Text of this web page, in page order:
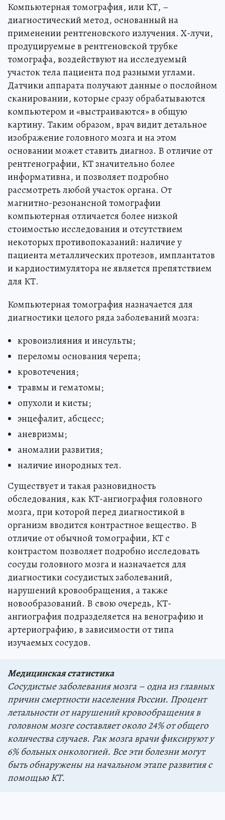
Компьютерная томография, или КТ, –
диагностический метод, основанный на
применении рентгеновского излучения. Х-лучи,
продуцируемые в рентгеновской трубке
томографа, воздействуют на исследуемый
участок тела пациента под разными углами.
Датчики аппарата получают данные о послойном
сканировании, которые сразу обрабатываются
компьютером и «выстраиваются» в общую
картину. Таким образом, врач видит детальное
изображение головного мозга и на этом
основании может ставить диагноз. В отличие от
рентгенографии, КТ значительно более
информативна, и позволяет подробно
рассмотреть любой участок органа. От
магнитно-резонансной томографии
компьютерная отличается более низкой
стоимостью исследования и отсутствием
некоторых противопоказаний: наличие у
пациента металлических протезов, имплантатов
и кардиостимулятора не является препятствием
для КТ.
Компьютерная томография назначается для
диагностики целого ряда заболеваний мозга:
кровоизлияния и инсульты;
переломы основания черепа;
кровотечения;
травмы и гематомы;
опухоли и кисты;
энцефалит, абсцесс;
аневризмы;
аномалии развития;
наличие инородных тел.
Существует и такая разновидность
обследования, как КТ-ангиография головного
мозга, при которой перед диагностикой в
организм вводится контрастное вещество. В
отличие от обычной томографии, КТ с
контрастом позволяет подробно исследовать
сосуды головного мозга и назначается для
диагностики сосудистых заболеваний,
нарушений кровообращения, а также
новообразований. В свою очередь, КТ-
ангиография подразделяется на венографию и
артериографию, в зависимости от типа
изучаемых сосудов.
Медицинская статистика
Сосудистые заболевания мозга – одна из главных
причин смертности населения России. Процент
летальности от нарушений кровообращения в
головном мозге составляет около 24% от общего
количества случаев. Рак мозга врачи фиксируют у
6% больных онкологией. Все эти болезни могут
быть обнаружены на начальном этапе развития с
помощью КТ.